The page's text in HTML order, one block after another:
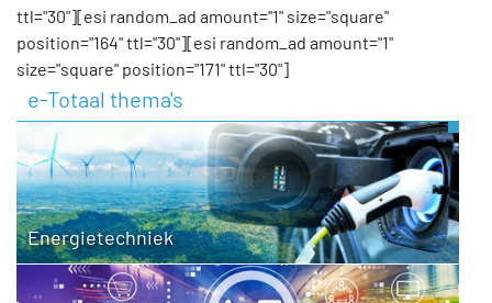
ttl="30"][esi random_ad amount="1" size="square"
position="164" ttl="30"][esi random_ad amount="1"
size="square" position="171" ttl="30"]
e-Totaal thema's
Energietechniek